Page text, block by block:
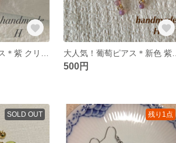
大人気！葡萄ピアス＊新色 紫 マットカラー オーロラ
500円
SOLD OUT 残り1点